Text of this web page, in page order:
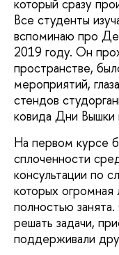
который сразу
Все студенты
вспоминаю про
2019 году. Он
пространстве,
мероприятий,
стендов
ковида Дни Вышки
На первом курсе
сплоченности
консультации по
которых огромная
полностью
решать задачи,
поддерживали